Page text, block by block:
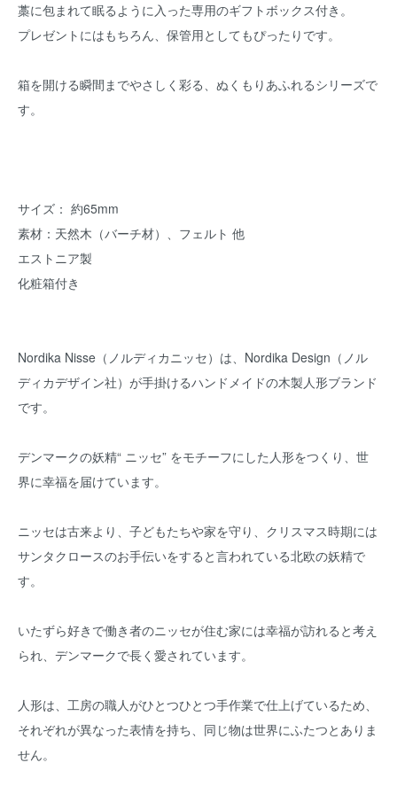
藁に包まれて眠るように入った専用のギフトボックス付き。
プレゼントにはもちろん、保管用としてもぴったりです。
箱を開ける瞬間までやさしく彩る、ぬくもりあふれるシリーズで
す。
サイズ： 約65mm
素材：天然木（バーチ材）、フェルト 他
エストニア製
化粧箱付き
Nordika Nisse（ノルディカニッセ）は、Nordika Design（ノル
ディカデザイン社）が手掛けるハンドメイドの木製人形ブランド
です。
デンマークの妖精“ ニッセ” をモチーフにした人形をつくり、世
界に幸福を届けています。
ニッセは古来より、子どもたちや家を守り、クリスマス時期には
サンタクロースのお手伝いをすると言われている北欧の妖精で
す。
いたずら好きで働き者のニッセが住む家には幸福が訪れると考え
られ、デンマークで長く愛されています。
人形は、工房の職人がひとつひとつ手作業で仕上げているため、
それぞれが異なった表情を持ち、同じ物は世界にふたつとありま
せん。